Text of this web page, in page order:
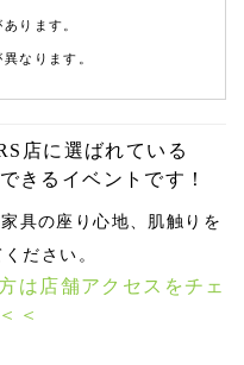
ります。
なります。
店に選ばれている
きるイベントです！
具の座り心地、肌触りを
ださい。
は店舗アクセスをチェ
＜